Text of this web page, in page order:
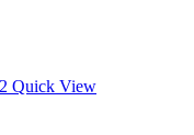
Quick View